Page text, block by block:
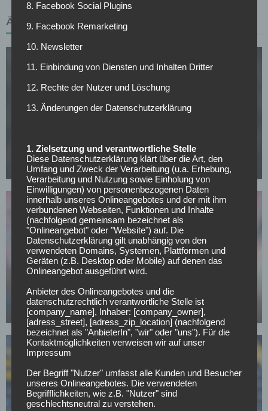
ÄHNLICHE ARTIKEL
europäischen Topklubs
08.05.2026
BUNDESLIGA
sollte Kompany gegen PSG vermeiden
05.05.2026
BUNDESLIGA
8. Facebook Social Plugins
9. Facebook Remarketing
10. Newsletter
11. Einbindung von Diensten und Inhalten Dritter
12. Rechte der Nutzer und Löschung
13. Änderungen der Datenschutzerklärung
1. Zielsetzung und verantwortliche Stelle
Diese Datenschutzerklärung klärt über die Art, den
Umfang und Zweck der Verarbeitung (u.a. Erhebung,
Verarbeitung und Nutzung sowie Einholung von
Einwilligungen) von personenbezogenen Daten
innerhalb unseres Onlineangebotes und der mit ihm
verbundenen Webseiten, Funktionen und Inhalte
(nachfolgend gemeinsam bezeichnet als
"Onlineangebot" oder "Website") auf. Die
Datenschutzerklärung gilt unabhängig von den
verwendeten Domains, Systemen, Plattformen und
Geräten (z.B. Desktop oder Mobile) auf denen das
Onlineangebot ausgeführt wird.
Anbieter des Onlineangebotes und die
datenschutzrechtlich verantwortliche Stelle ist
[company_name], Inhaber: [company_owner],
[adress_street], [adress_zip_location] (nachfolgend
bezeichnet als "AnbieterIn", "wir" oder "uns"). Für die
Kontaktmöglichkeiten verweisen wir auf unser
Impressum
Der Begriff "Nutzer" umfasst alle Kunden und Besucher
unseres Onlineangebotes. Die verwendeten
Begrifflichkeiten, wie z.B. "Nutzer" sind
geschlechtsneutral zu verstehen.